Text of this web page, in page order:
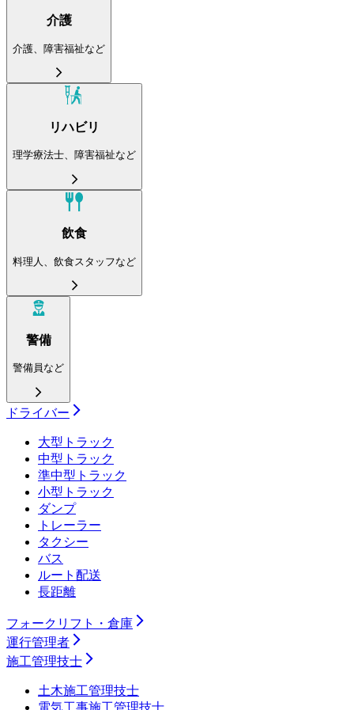
介護
介護、障害福祉など
リハビリ
理学療法士、障害福祉など
飲食
料理人、飲食スタッフなど
警備
警備員など
ドライバー
大型トラック
中型トラック
準中型トラック
小型トラック
ダンプ
トレーラー
タクシー
バス
ルート配送
長距離
フォークリフト・倉庫
運行管理者
施工管理技士
土木施工管理技士
電気工事施工管理技士